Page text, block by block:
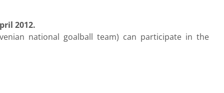
2012.
national goalball team) can participate in the